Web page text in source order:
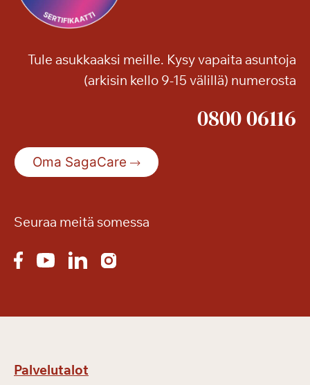
Tule asukkaaksi meille. Kysy vapaita asuntoja
(arkisin kello 9-15 välillä) numerosta
0800 06116
Oma SagaCare
Seuraa meitä somessa
Palvelutalot